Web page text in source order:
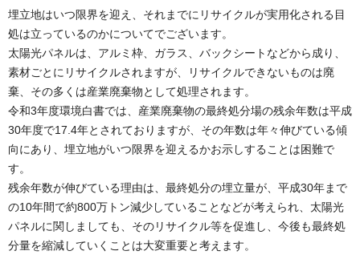
埋立地はいつ限界を迎え、それまでにリサイクルが実用化される目
処は立っているのかについてでございます。
太陽光パネルは、アルミ枠、ガラス、バックシートなどから成り、
素材ごとにリサイクルされますが、リサイクルできないものは廃
棄、その多くは産業廃棄物として処理されます。
令和3年度環境白書では、産業廃棄物の最終処分場の残余年数は平成
30年度で17.4年とされておりますが、その年数は年々伸びている傾
向にあり、埋立地がいつ限界を迎えるかお示しすることは困難で
す。
残余年数が伸びている理由は、最終処分の埋立量が、平成30年まで
の10年間で約800万トン減少していることなどが考えられ、太陽光
パネルに関しましても、そのリサイクル等を促進し、今後も最終処
分量を縮減していくことは大変重要と考えます。